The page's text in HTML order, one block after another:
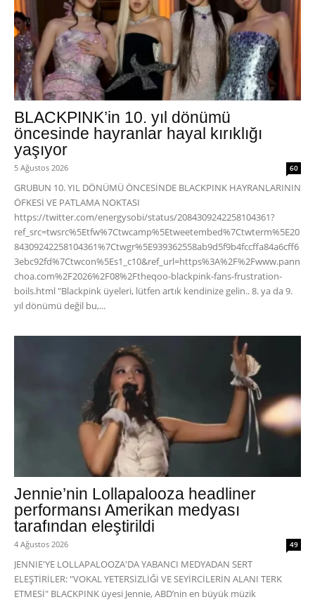
BLACKPINK’in 10. yıl dönümü
öncesinde hayranlar hayal kırıklığı
yaşıyor
5 Ağustos 2026 60
GRUBUN 10. YIL DÖNÜMÜ ÖNCESİNDE BLACKPINK HAYRANLARININ
ÖFKESİ VE PATLAMA NOKTASI
https://twitter.com/energysobi/status/2084309242258104361?
ref_src=twsrc%5Etfw%7Ctwcamp%5Etweetembed%7Ctwterm%5E20
84309242258104361%7Ctwgr%5E939362558ab9d5f9b4fccffa84a6cff6
3ebc92fd%7Ctwcon%5Es1_c10&ref_url=https%3A%2F%2Fwww.pann
choa.com%2F2026%2F08%2Ftheqoo-blackpink-fans-frustration-
boils.html "Blackpink üyeleri, lütfen artık kendinize gelin.. 8. ya da 9.
yıl dönümü değil bu,...
Jennie’nin Lollapalooza headliner
performansı Amerikan medyası
tarafından eleştirildi
4 Ağustos 2026 49
JENNIE'YE LOLLAPALOOZA'DA YABANCI MEDYADAN SERT
ELEŞTİRİLER: "VOKAL YETERSİZLİĞİ VE SEYİRCİLERİN ALANI TERK
ETMESİ" BLACKPINK üyesi Jennie, ABD’nin en büyük müzik